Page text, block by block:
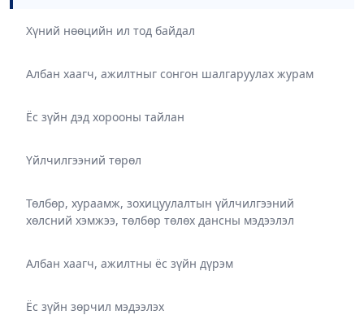
Хүний нөөцийн ил тод байдал
Албан хаагч, ажилтныг сонгон шалгаруулах журам
Ёс зүйн дэд хорооны тайлан
Үйлчилгээний төрөл
Төлбөр, хураамж, зохицуулалтын үйлчилгээний
хөлсний хэмжээ, төлбөр төлөх дансны мэдээлэл
Албан хаагч, ажилтны ёс зүйн дүрэм
Ёс зүйн зөрчил мэдээлэх